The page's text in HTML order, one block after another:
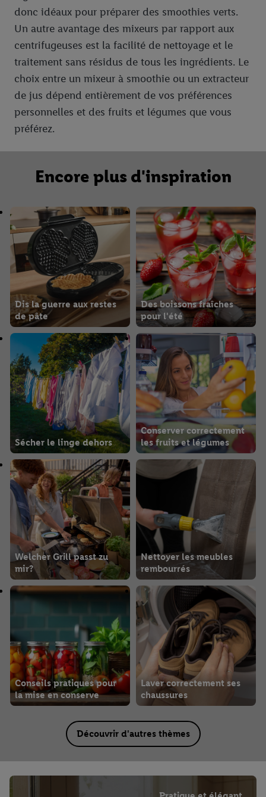
donc idéaux pour préparer des smoothies verts.
Un autre avantage des mixeurs par rapport aux
centrifugeuses est la facilité de nettoyage et le
traitement sans résidus de tous les ingrédients. Le
choix entre un mixeur à smoothie ou un extracteur
de jus dépend entièrement de vos préférences
personnelles et des fruits et légumes que vous
préférez.
Encore plus d'inspiration
Dis la guerre aux restes
de pâte
Des boissons fraîches
pour l'été
Sécher le linge dehors
Conserver correctement
les fruits et légumes
Welcher Grill passt zu
mir?
Nettoyer les meubles
rembourrés
Conseils pratiques pour
la mise en conserve
Laver correctement ses
chaussures
Découvrir d'autres thèmes